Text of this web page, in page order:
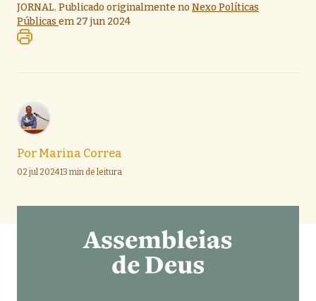
JORNAL. Publicado originalmente no Nexo Políticas
Públicas em 27 jun 2024
Por Marina Correa
02 jul 202413 min de leitura